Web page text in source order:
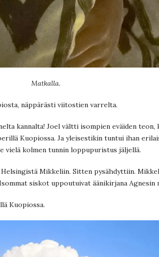
Matkalla.
näppärästi viitostien varrelta.
kannalta! Joel vältti isompien eväiden teon,
Kuopiossa. Ja yleisestikin tuntui ihan
vielä kolmen tunnin loppupuristus jäljellä.
Mikkeliin. Sitten pysähdyttiin.
siskot uppoutuivat äänikirjana Agnesin
Kuopiossa.